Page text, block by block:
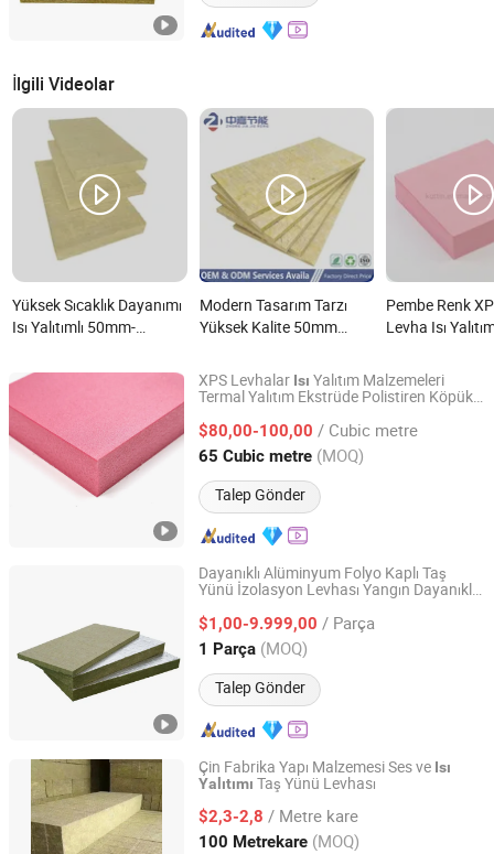
İlgili Videolar
Yüksek Sıcaklık Dayanımı
Isı Yalıtımlı 50mm-
Yalıtım Panelleri Fabrika
Modern Tasarım Tarzı
Yüksek Kalite 50mm
Malzemeleri Taş Yünü
İzolasyon Levhası Ev Isı
nedir?
Pembe Renk
Levha Isı
XPS Levhalar Isı Yalıtım Malzemeleri
Termal Yalıtım Ekstrüde Polistiren Köpük
$80,00-100,00 / Cubic metre
65 Cubic metre (MOQ)
Talep Gönder
Guangdong Kejia Energy-Saving Technology Co., Ltd.
Guangdong, China Fiyat 2026
Dayanıklı Alüminyum Folyo Kaplı Taş
Yünü İzolasyon Levhası Yangın Dayanıklı
$1,00-9.999,00 / Parça
1 Parça (MOQ)
Talep Gönder
Yangzhou Hexin Energysaving Technology Co., Ltd
Jiangsu, China Fiyat 2026
Çin Fabrika Yapı Malzemesi Ses ve Isı
Yalıtımı Taş Yünü Levhası
$2,3-2,8 / Metre kare
100 Metrekare (MOQ)
Hangzhou Panovf New Material Technology Co., Ltd.
Shanghai, China Fiyat 2024